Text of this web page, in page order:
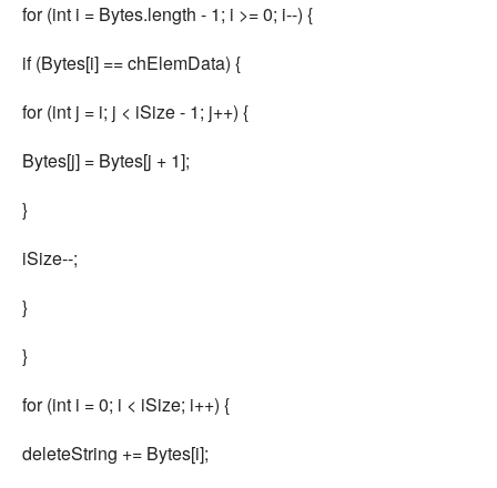
for (int i = Bytes.length - 1; i >= 0; i--) {
if (Bytes[i] == chElemData) {
for (int j = i; j < iSize - 1; j++) {
Bytes[j] = Bytes[j + 1];
}
iSize--;
}
}
for (int i = 0; i < iSize; i++) {
deleteString += Bytes[i];